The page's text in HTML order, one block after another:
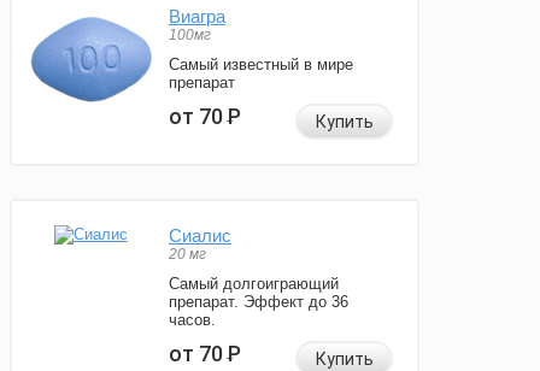
Виагра
100мг
Самый известный в мире
препарат
от 70Р Купить
Сиалис
20 мг
Самый долгоиграющий
препарат. Эффект до 36
часов.
от 70Р Купить